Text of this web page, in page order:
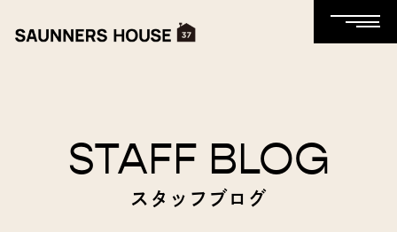
STAFF BLOG
スタッフブログ